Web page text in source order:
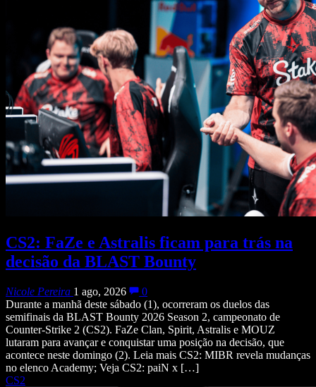
CS2: FaZe e Astralis ficam para trás na
decisão da BLAST Bounty
Nicole Pereira 1 ago, 2026
0
Durante a manhã deste sábado (1), ocorreram os duelos das
semifinais da BLAST Bounty 2026 Season 2, campeonato de
Counter-Strike 2 (CS2). FaZe Clan, Spirit, Astralis e MOUZ
lutaram para avançar e conquistar uma posição na decisão, que
acontece neste domingo (2). Leia mais CS2: MIBR revela mudanças
no elenco Academy; Veja CS2: paiN x […]
CS2